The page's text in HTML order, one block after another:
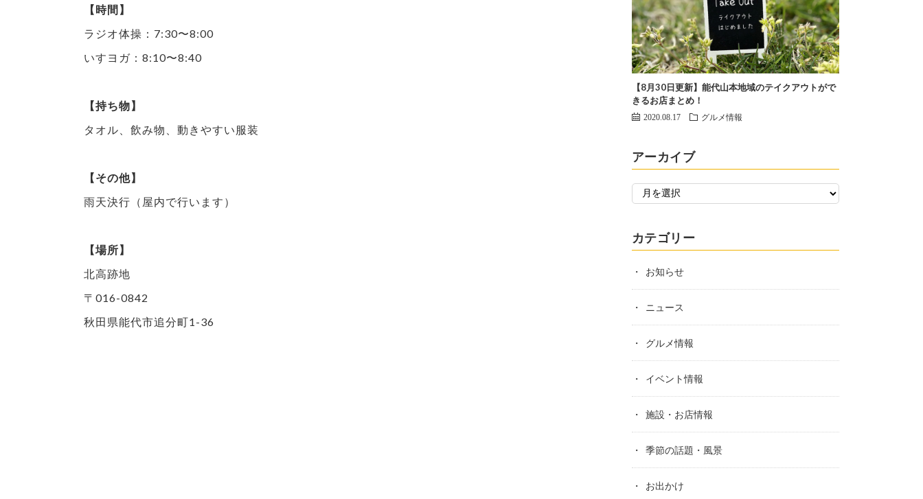
【時間】
ラジオ体操：7:30〜8:00
いすヨガ：8:10〜8:40
【持ち物】
タオル、飲み物、動きやすい服装
【その他】
雨天決行（屋内で行います）
【場所】
北高跡地
〒016-0842
秋田県能代市追分町1-36
【8月30日更新】能代山本地域のテイクアウトがで
きるお店まとめ！
2020.08.17 グルメ情報
アーカイブ
カテゴリー
お知らせ
ニュース
グルメ情報
イベント情報
施設・お店情報
季節の話題・風景
お出かけ